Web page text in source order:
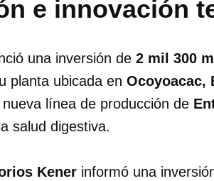
e innovación
una inversión de 2 mil 300
planta ubicada en Ocoyoacac,
línea de producción de
salud digestiva.
Kener informó una